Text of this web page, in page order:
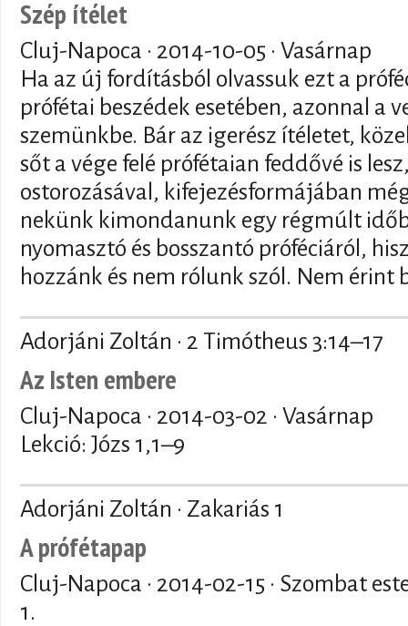
Szép ítélet
Cluj-Napoca · 2014-10-05 · Vasárnap
Ha az új fordításból olvassuk ezt a
prófétai beszédek esetében, azonnal a
szemünkbe. Bár az igerész ítéletet,
sőt a vége felé prófétaian feddővé is
ostorozásával, kifejezésformájában
nekünk kimondanunk egy régmúlt
nyomasztó és bosszantó próféciáról,
hozzánk és nem rólunk szól. Nem
Adorjáni Zoltán · 2 Timótheus 3:14–17
Az Isten embere
Cluj-Napoca · 2014-03-02 · Vasárnap
Lekció: Józs 1,1–9
Adorjáni Zoltán · Zakariás 1
A prófétapap
Cluj-Napoca · 2014-02-15 · Szombat
1.